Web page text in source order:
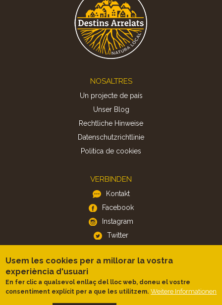
NOSALTRES
Un projecte de país
Unser Blog
Rechtliche Hinweise
Datenschutzrichtlinie
Politica de cookies
VERBINDEN
Kontakt
Facebook
Instagram
Twitter
APP
iOS
Android
Usem les cookies per a millorar la vostra
experiència d'usuari
En fer clic a qualsevol enllaç del lloc web, doneu el vostre
consentiment explícit per a que les utilitzem. Weitere Informationen